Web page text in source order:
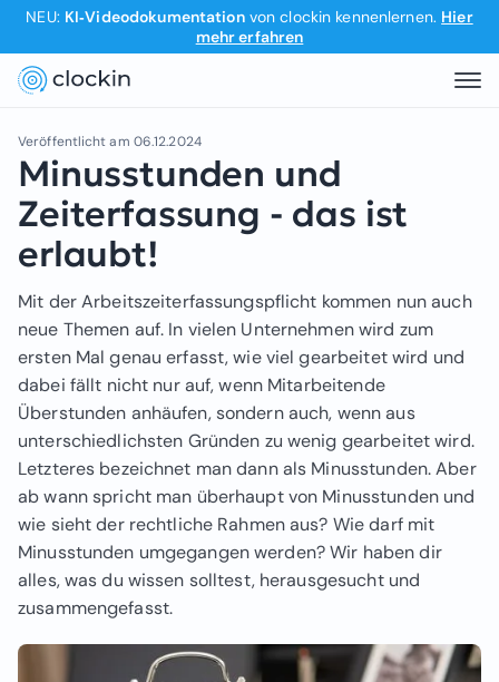
NEU: KI‑Videodokumentationvon clockin kennenlernen. Hier
mehr erfahren
Veröffentlicht am 06.12.2024
Minusstunden und
Zeiterfassung - das ist
erlaubt!
Mit der Arbeitszeiterfassungspflicht kommen nun auch
neue Themen auf. In vielen Unternehmen wird zum
ersten Mal genau erfasst, wie viel gearbeitet wird und
dabei fällt nicht nur auf, wenn Mitarbeitende
Überstunden anhäufen, sondern auch, wenn aus
unterschiedlichsten Gründen zu wenig gearbeitet wird.
Letzteres bezeichnet man dann als Minusstunden. Aber
ab wann spricht man überhaupt von Minusstunden und
wie sieht der rechtliche Rahmen aus? Wie darf mit
Minusstunden umgegangen werden? Wir haben dir
alles, was du wissen solltest, herausgesucht und
zusammengefasst.